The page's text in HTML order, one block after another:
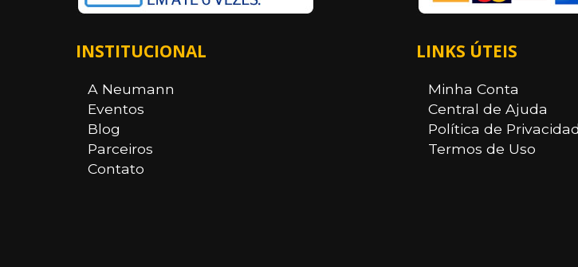
INSTITUCIONAL
A Neumann
Eventos
Blog
Parceiros
Contato
LINKS ÚTEIS
Minha Conta
Central de Ajuda
Política de
Termos de Uso